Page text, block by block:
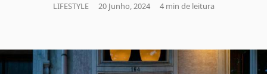
LIFESTYLE 20 Junho, 2024 4 min de leitura